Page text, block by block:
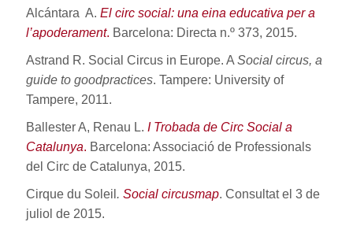
Alcántara A.El circ social: una eina educativa per a
l’apoderament. Barcelona: Directa n.º 373, 2015.
Astrand R. Social Circus in Europe. ASocial circus, a
guide to goodpractices. Tampere: University of
Tampere, 2011.
Ballester A, Renau L. I Trobada de Circ Social a
Catalunya. Barcelona: Associació de Professionals
del Circ de Catalunya, 2015.
Cirque du Soleil .Social circusmap. Consultat el 3 de
juliol de 2015.